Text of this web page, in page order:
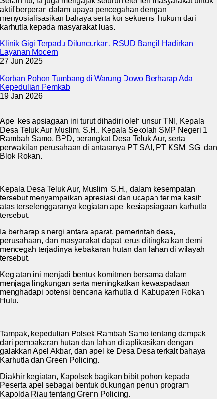
aktif berperan dalam upaya pencegahan dengan
menyosialisasikan bahaya serta konsekuensi hukum dari
karhutla kepada masyarakat luas.
Klinik Gigi Terpadu Diluncurkan, RSUD Bangil Hadirkan
Layanan Modern
27 Jun 2025
Korban Pohon Tumbang di Warung Dowo Berharap Ada
Kepedulian Pemkab
19 Jan 2026
Apel kesiapsiagaan ini turut dihadiri oleh unsur TNI, Kepala
Desa Teluk Aur Muslim, S.H., Kepala Sekolah SMP Negeri 1
Rambah Samo, BPD, perangkat Desa Teluk Aur, serta
perwakilan perusahaan di antaranya PT SAI, PT KSM, SG, dan
Blok Rokan.
Kepala Desa Teluk Aur, Muslim, S.H., dalam kesempatan
tersebut menyampaikan apresiasi dan ucapan terima kasih
atas terselenggaranya kegiatan apel kesiapsiagaan karhutla
tersebut.
Ia berharap sinergi antara aparat, pemerintah desa,
perusahaan, dan masyarakat dapat terus ditingkatkan demi
mencegah terjadinya kebakaran hutan dan lahan di wilayah
tersebut.
Kegiatan ini menjadi bentuk komitmen bersama dalam
menjaga lingkungan serta meningkatkan kewaspadaan
menghadapi potensi bencana karhutla di Kabupaten Rokan
Hulu.
Tampak, kepedulian Polsek Rambah Samo tentang dampak
dari pembakaran hutan dan lahan di aplikasikan dengan
galakkan Apel Akbar, dan apel ke Desa Desa terkait bahaya
Karhutla dan Green Policing.
Diakhir kegiatan, Kapolsek bagikan bibit pohon kepada
Peserta apel sebagai bentuk dukungan penuh program
Kapolda Riau tentang Grenn Policing.